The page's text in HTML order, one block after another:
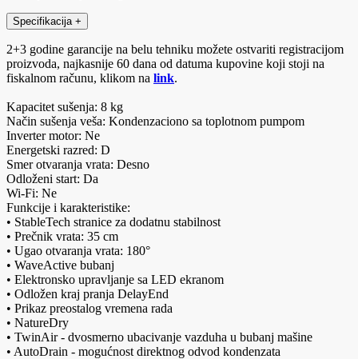
Specifikacija +
2+3 godine garancije na belu tehniku možete ostvariti registracijom
proizvoda, najkasnije 60 dana od datuma kupovine koji stoji na
fiskalnom računu, klikom na link.
Kapacitet sušenja: 8 kg
Način sušenja veša: Kondenzaciono sa toplotnom pumpom
Inverter motor: Ne
Energetski razred: D
Smer otvaranja vrata: Desno
Odloženi start: Da
Wi-Fi: Ne
Funkcije i karakteristike:
• StableTech stranice za dodatnu stabilnost
• Prečnik vrata: 35 cm
• Ugao otvaranja vrata: 180°
• WaveActive bubanj
• Elektronsko upravljanje sa LED ekranom
• Odložen kraj pranja DelayEnd
• Prikaz preostalog vremena rada
• NatureDry
• TwinAir - dvosmerno ubacivanje vazduha u bubanj mašine
• AutoDrain - mogućnost direktnog odvod kondenzata